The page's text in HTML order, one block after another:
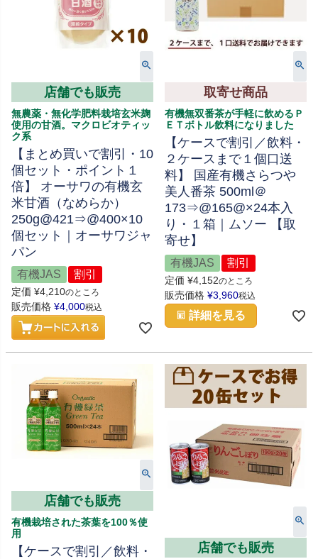
店舗でも販売
無農薬・無化学肥料栽培玄米麹
使用の甘酒。マクロビオティッ
ク系
【まとめ買いで割引・10
個セット・ポイント１
倍】 オーサワの有機玄
米甘酒（なめらか）
250g@421⇒@400×10
個セット｜オーサワジャ
パン
有機JAS 割引
定価 ¥4,210のところ
販売価格 ¥4,000税込
取寄せ商品
有機無双番茶が手軽に飲めるＰ
ＥＴボトル飲料になりました
【ケースで割引／飲料・
２ケースまで１個口送
料】 国産有機さらつや
美人番茶 500ml＠
173⇒@165@×24本入
り・１箱｜ムソー 【取
寄せ】
有機JAS 割引
定価 ¥4,152のところ
販売価格 ¥3,960税込
詳細を見る
店舗でも販売
有機栽培された茶葉を100％使
用
【ケースで割引／飲料・
店舗でも販売